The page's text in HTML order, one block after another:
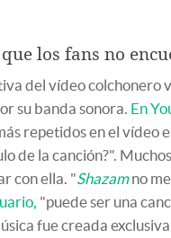
los fans no
del vídeo colchonero
su banda sonora. En
repetidos en el vídeo
de la canción?".
con ella. "Shazamno
"puede ser una
fue creada